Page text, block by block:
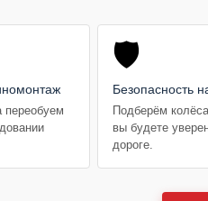
переобуем
🛡️
Безопасность
Подберём
вы будете
дороге.